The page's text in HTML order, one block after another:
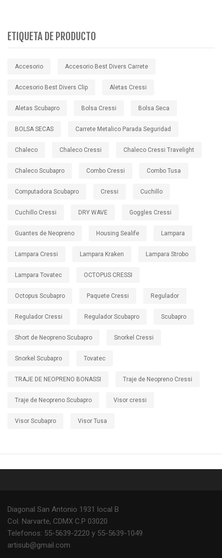
ETIQUETA DE PRODUCTO
Accesorio Accesorio Best Divers Carrete
Accesorio Best Divers Clip Aletas Cressi
Aletas Scubapro Bolsa Cressi Bolsa Seca
BOLSA SECAS Carrete Metalico Parada Seguridad
Chaleco Chaleco Cressi Chaleco Cressi Travelight
Chaleco Scubapro Combo Cressi Combo Tusa
Computadora Scubapro Cressi Cuchillo
Cuchillo Cressi DRY WAVE Goggles Cressi
Guantes de Neopreno Housing Sealife Lampara
Lampara Cressi Lampara Kraken Lampara Strobo
Lampara Tovatec OCTOPUS CRESSI
Octopus Scubapro Paquete Cressi Regulador
Regulador Cressi Regulador Scubapro Scubapro
Short de Neopreno Scubapro Snorkel Cressi
Snorkel Scubapro Tovatec
TRAJE DE NEOPRENO BONASSI Traje de Neopreno Cressi
Traje de Neopreno Scubapro Visor cressi
Visor Scubapro Visor Tusa
Diagonal San Antonio 1931 local B
Col. Narvarte, CDMX C.P 03020
Telefonos: 55-5639-2220 y 55-5639-1049
artisub@gmail.com